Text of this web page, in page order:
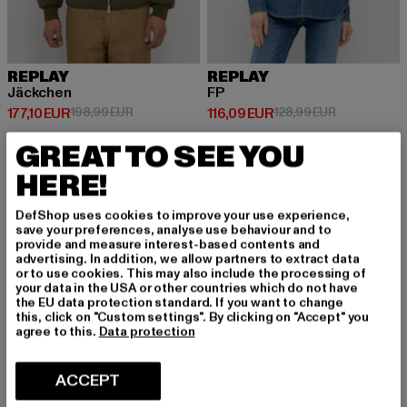
REPLAY
Jäckchen
177,10 EUR
Prix courant: 177,10 EUR
198,99 EURPrix en promotion: 198,99 EUR
REPLAY
FP
116,09 EUR
Prix courant: 116,09 EUR
128,99 EURPrix en
-10%
GREAT TO SEE YOU
HERE!
DefShop uses cookies to improve your use experience,
save your preferences, analyse use behaviour and to
provide and measure interest-based contents and
advertising. In addition, we allow partners to extract data
or to use cookies. This may also include the processing of
your data in the USA or other countries which do not have
the EU data protection standard. If you want to change
this, click on "Custom settings". By clicking on "Accept" you
agree to this. Data protection
ACCEPT